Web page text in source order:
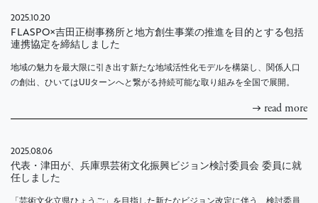
2025.10.20
FLASPO×吉田正樹事務所と地方創生事業の推進を目的とする包括
連携協定を締結しました
地域の魅力を最大限に引き出す新たな地域活性化モデルを構築し、関係人口
の創出、ひいてはUIJターンへと繋がる持続可能な取り組みを全国で展開。
read more
2025.08.06
代表・津田が、兵庫県芸術文化振興ビジョン検討委員会 委員に就
任しました
「芸術文化立県ひょうご」を目指した新たなビジョン改定に伴う、検討委員